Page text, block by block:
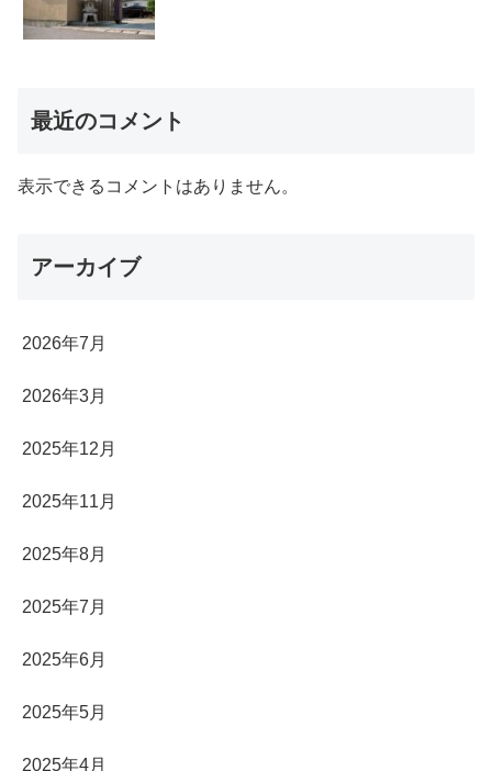
最近のコメント
表示できるコメントはありません。
アーカイブ
2026年7月
2026年3月
2025年12月
2025年11月
2025年8月
2025年7月
2025年6月
2025年5月
2025年4月